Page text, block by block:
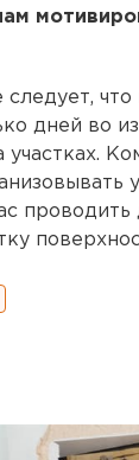
дней во
проводить